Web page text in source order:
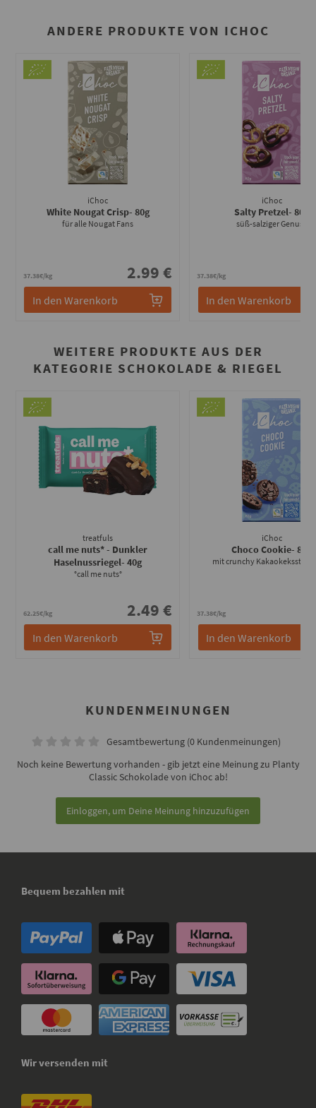
ANDERE PRODUKTE VON ICHOC
iChoc
White Nougat Crisp- 80g
für alle Nougat Fans
37.38€/kg 2.99 €
In den Warenkorb
iChoc
Salty Pretzel- 80g
süß-salziger Genuss
37.38€/kg
In den Warenkorb
WEITERE PRODUKTE AUS DER
KATEGORIE SCHOKOLADE & RIEGEL
treatfuls
call me nuts* - Dunkler
Haselnussriegel- 40g
°call me nuts°
62.25€/kg 2.49 €
In den Warenkorb
iChoc
Choco Cookie- 80g
mit crunchy
37.38€/kg
In den Warenkorb
KUNDENMEINUNGEN
Gesamtbewertung (0 Kundenmeinungen)
Noch keine Bewertung vorhanden - gib jetzt eine Meinung zu Planty
Classic Schokolade von iChoc ab!
Einloggen, um Deine Meinung hinzuzufügen
Bequem bezahlen mit
Wir versenden mit